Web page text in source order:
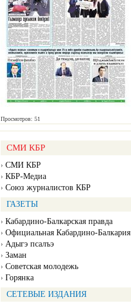
Просмотров: 51
СМИ КБР
СМИ КБР
КБР-Медиа
Союз журналистов КБР
ГАЗЕТЫ
Кабардино-Балкарская правда
Официальная Кабардино-Балкария
Адыгэ псалъэ
Заман
Советская молодежь
Горянка
СЕТЕВЫЕ ИЗДАНИЯ